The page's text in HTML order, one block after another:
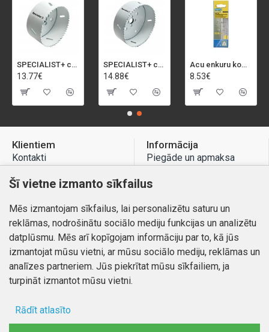
SPECIALIST+ caurumu zāģis BI-METAL, 92 mm
13.77€
SPECIALIST+ caurumu zāģis BI-METAL, 98 mm
14.88€
Acu enkuru komplekts, 3-13 mm, Rapid, 12 gab.
8.53€
Klientiem
Kontakti
Preču atgriešana
Mans profils
Pasūtījumi
Informācija
Piegāde un apmaksa
Atteikuma tiesības
Kontakti
aizsargātas
Šī vietne izmanto sīkfailus
Mēs izmantojam sīkfailus, lai personalizētu saturu un
reklāmas, nodrošinātu sociālo mediju funkcijas un analizētu
datplūsmu. Mēs arī kopīgojam informāciju par to, kā jūs
izmantojat mūsu vietni, ar mūsu sociālo mediju, reklāmas un
analīzes partneriem. Jūs piekrītat mūsu sīkfailiem, ja
turpināt izmantot mūsu vietni.
Rādīt atlasīto